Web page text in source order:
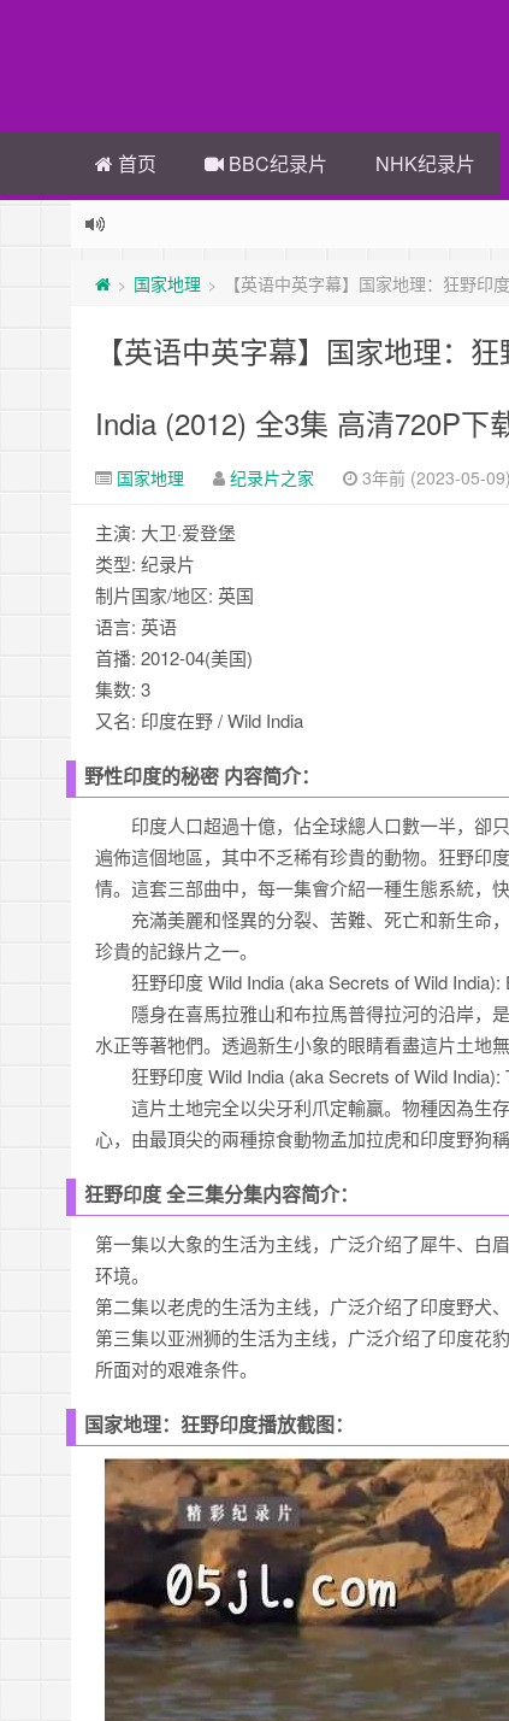
首页 BBC纪录片 NHK纪录片
> 国家地理 > 【英语中英字幕】国家地理：狂野
【英语中英字幕】国家地理：
India (2012) 全3集 高清720P下
国家地理 纪录片之家 3年前 (2023-05-09)
主演: 大卫·爱登堡
类型: 纪录片
制片国家/地区: 英国
语言: 英语
首播: 2012-04(美国)
集数: 3
又名: 印度在野 / Wild India
野性印度的秘密 内容简介：
印度人口超過十億，佔全球總人口數一半，卻
遍佈這個地區，其中不乏稀有珍貴的動物。狂野印
情。這套三部曲中，每一集會介紹一種生態系統，
充滿美麗和怪異的分裂、苦難、死亡和新生命
珍貴的記錄片之一。
狂野印度 Wild India (aka Secrets of Wild India):
隱身在喜馬拉雅山和布拉馬普得拉河的沿岸，
水正等著牠們。透過新生小象的眼睛看盡這片土地
狂野印度 Wild India (aka Secrets of Wild India):
這片土地完全以尖牙利爪定輸贏。物種因為生存
心，由最頂尖的兩種掠食動物孟加拉虎和印度野狗
狂野印度 全三集分集内容简介：
第一集以大象的生活为主线，广泛介绍了犀牛、白
环境。
第二集以老虎的生活为主线，广泛介绍了印度野犬
第三集以亚洲狮的生活为主线，广泛介绍了印度花
所面对的艰难条件。
国家地理：狂野印度播放截图：